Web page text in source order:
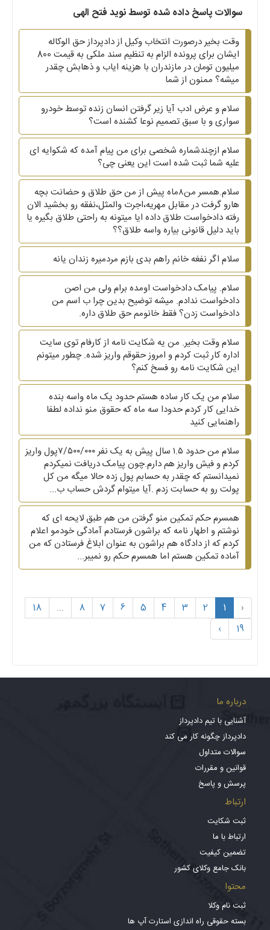
سوالات پاسخ داده شده توسط نوید فتح الهی
وقت بخیر درصورت انتخاب وکیل از دادپرداز حق الوکاله
ایشان برای پرونده الزام به تنظیم سند ملکی به قیمت 800
میلیون تومان در مازندران با هزینه ایاب و ذهابش چقدر
میشه؟ ممنون از شما
سلام و عرض ادب آیا زیر گرفتن انسان زنده توسط خودرو
سواری و با سبق تصمیم نوعا کشنده است؟
سلام ازچندشماره شخصی برای من پیام آمده که شکوایه ای
علیه شما ثبت شده است این یعنی چی؟
سلام.همسر من۸ماه پیش از من حق طلاق و حضانت بچه
هارو گرفت در مقابل مهریه،اجرت والمثل،نفقه رو بخشید الان
رفته دادخواست طلاق داده ایا میتونه به راحتی طلاق بگیره یا
باید دلیل قانونی بیاره واسه طلاق؟؟
سلام اگر نفغه خانم راهم بدی بازم مردمیره زندان یانه
سلام. پیامک دادخواست اومده برام ولی من اصن
دادخواست ندادم. میشه توضیح بدین چرا ب اسم من
دادخواست زدن؟ فقط خانومم حق طلاق داره.
سلام وقت بخیر. من یه شکایت نامه از کارفام توی سایت
اداره کار ثبت کردم و امروز حقوقم واریز شده. چطور میتونم
این شکایت نامه رو فسخ کنم؟
سلام من یک کار ساده هستم حدود یک ماه واسه بنده
خدایی کار کردم حدودا سه ماه که حقوق منو نداده لطفا
راهنمایی کنید
سلام من حدود ۱.۵ سال پیش به یک نفر ۷/۵۰۰/۰۰۰پول واریز
کردم و فیش واریز هم دارم‌.چون پیامک دریافت نمیکردم
نمیدانستم که چقدر به حسابم پول زده حالا میگه من کل
پولت رو به حسابت زدم .آیا میتوام گردش حساب ب...
همسرم حکم تمکین منو گرفتن من هم طبق لایحه ای که
نوشتم و اطهار نامه که براشون فرستادم آمادگی خودمو اعلام
کردم که از دادگاه هم براشون به عنوان ابلاغ فرستادن که من
آماده تمکین هستم اما همسرم حکم رو نمیبر...
‹
1
2
3
4
5
6
7
8
...
18
19
›
درباره ما
آشنایی با تیم دادپرداز
دادپرداز چگونه کار می کند
سوالات متداول
قوانین و مقررات
پرسش و پاسخ
ارتباط
ثبت شکایت
ارتباط با ما
تضمین کیفیت
بانک جامع وکلای کشور
محتوا
ثبت نام وکلا
بسته حقوقی راه اندازی استارت آپ ها